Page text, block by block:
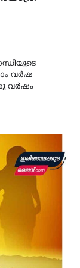
വർഷ
വർഷം